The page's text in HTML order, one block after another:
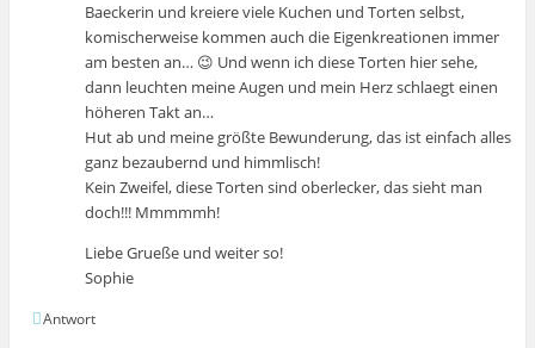
Baeckerin und kreiere viele Kuchen und Torten selbst,
komischerweise kommen auch die Eigenkreationen immer
am besten an… 😉 Und wenn ich diese Torten hier sehe,
dann leuchten meine Augen und mein Herz schlaegt einen
höheren Takt an…
Hut ab und meine größte Bewunderung, das ist einfach alles
ganz bezaubernd und himmlisch!
Kein Zweifel, diese Torten sind oberlecker, das sieht man
doch!!! Mmmmmh!
Liebe Grueße und weiter so!
Sophie
Antwort